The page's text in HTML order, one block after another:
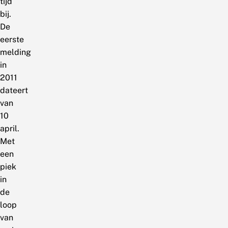
bij.
De
eerste
melding
in
2011
dateert
van
10
april.
Met
een
piek
in
de
loop
van